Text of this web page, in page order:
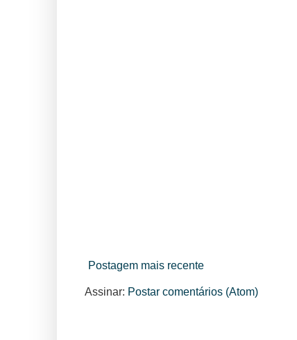
Postagem mais recente
Assinar: Postar comentários (Atom)